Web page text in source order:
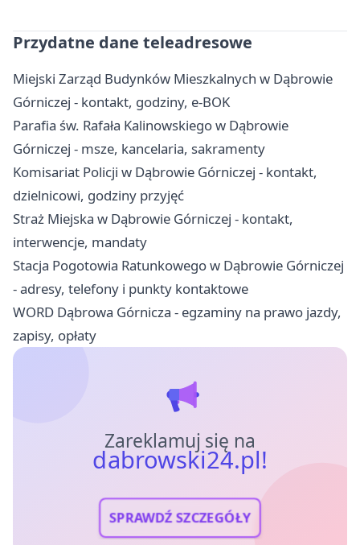
Przydatne dane teleadresowe
Miejski Zarząd Budynków Mieszkalnych w Dąbrowie
Górniczej - kontakt, godziny, e-BOK
Parafia św. Rafała Kalinowskiego w Dąbrowie
Górniczej - msze, kancelaria, sakramenty
Komisariat Policji w Dąbrowie Górniczej - kontakt,
dzielnicowi, godziny przyjęć
Straż Miejska w Dąbrowie Górniczej - kontakt,
interwencje, mandaty
Stacja Pogotowia Ratunkowego w Dąbrowie Górniczej
- adresy, telefony i punkty kontaktowe
WORD Dąbrowa Górnicza - egzaminy na prawo jazdy,
zapisy, opłaty
Zareklamuj się na
dabrowski24.pl!
SPRAWDŹ SZCZEGÓŁY